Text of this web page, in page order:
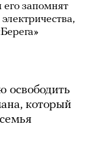
запомнят
освободить
который